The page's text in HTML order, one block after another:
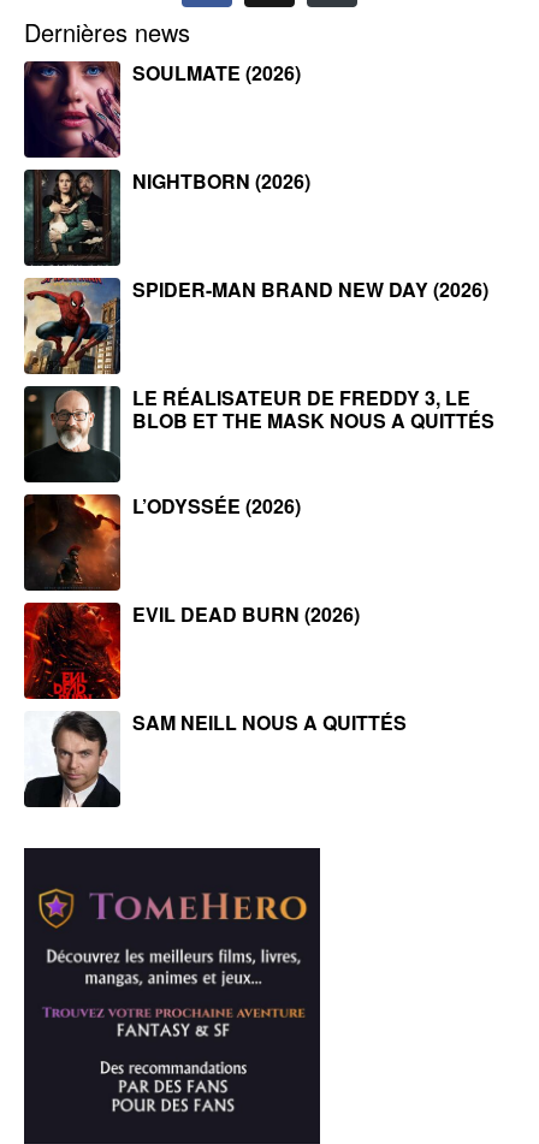
Dernières news
SOULMATE (2026)
NIGHTBORN (2026)
SPIDER-MAN BRAND NEW DAY (2026)
LE RÉALISATEUR DE FREDDY 3, LE
BLOB ET THE MASK NOUS A QUITTÉS
L’ODYSSÉE (2026)
EVIL DEAD BURN (2026)
SAM NEILL NOUS A QUITTÉS